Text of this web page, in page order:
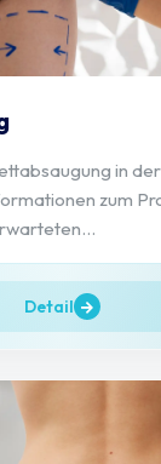
in
zum
Detail